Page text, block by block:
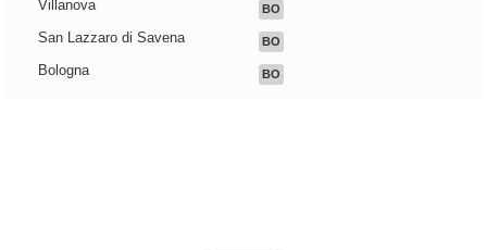
Villanova BO
San Lazzaro di Savena BO
Bologna BO